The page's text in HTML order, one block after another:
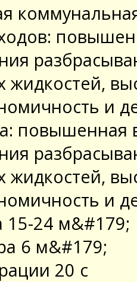
и
повышенная
и
15-24 м&#179;
6 м&#179;
20 с